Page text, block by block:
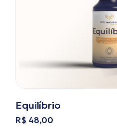
Equilíbrio
R$ 48,00